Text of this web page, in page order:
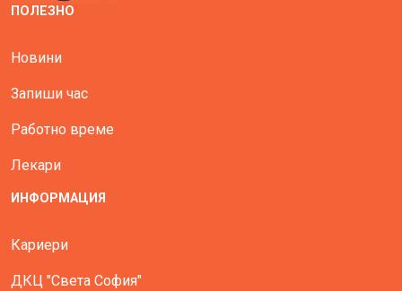
ПОЛЕЗНО
Новини
Запиши час
Работно време
Лекари
ИНФОРМАЦИЯ
Кариери
ДКЦ "Света София"